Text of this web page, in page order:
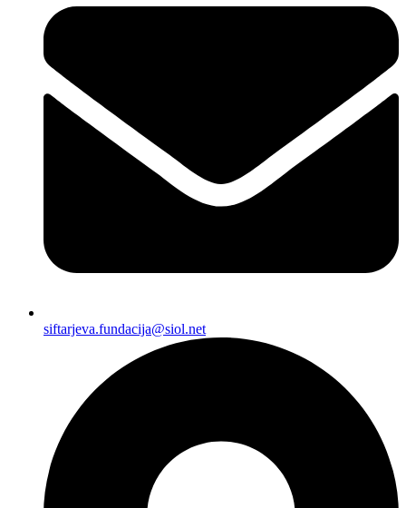
siftarjeva.fundacija@siol.net